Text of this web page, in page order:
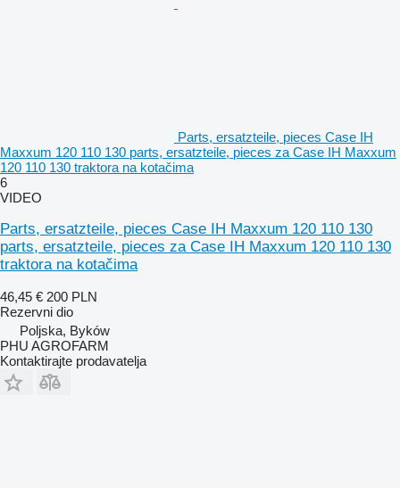
Parts, ersatzteile, pieces Case IH
Maxxum 120 110 130 parts, ersatzteile, pieces za Case IH Maxxum
120 110 130 traktora na kotačima
6
VIDEO
Parts, ersatzteile, pieces Case IH Maxxum 120 110 130
parts, ersatzteile, pieces za Case IH Maxxum 120 110 130
traktora na kotačima
46,45 € 200 PLN
Rezervni dio
Poljska, Byków
PHU AGROFARM
Kontaktirajte prodavatelja